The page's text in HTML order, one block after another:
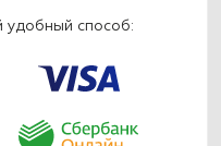
способ: